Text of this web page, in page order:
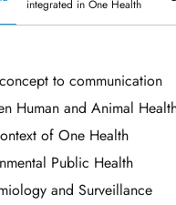
integrated in One Health
to communication
Human and Animal
of One Health
Public Health
and Surveillance